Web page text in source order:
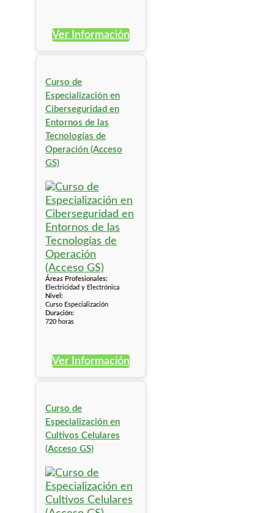
Ver Información
Curso de
Especialización en
Ciberseguridad en
Entornos de las
Tecnologías de
Operación (Acceso
GS)
Áreas Profesionales:
Electricidad y Electrónica
Nivel:
Curso Especialización
Duración:
720 horas
Ver Información
Curso de
Especialización en
Cultivos Celulares
(Acceso GS)